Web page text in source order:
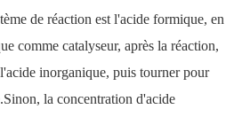
de réaction est l'acide formique, en
comme catalyseur, après la réaction,
inorganique, puis tourner pour
la concentration d'acide